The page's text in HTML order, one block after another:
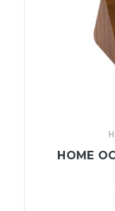
HOME